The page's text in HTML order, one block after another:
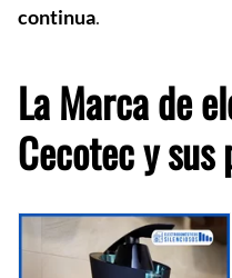
continua.
La Marca de
Cecotec y